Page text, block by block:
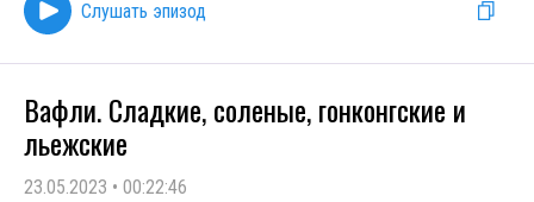
Слушать эпизод
Вафли. Сладкие, соленые, гонконгские и
льежские
23.05.2023 • 00:22:46